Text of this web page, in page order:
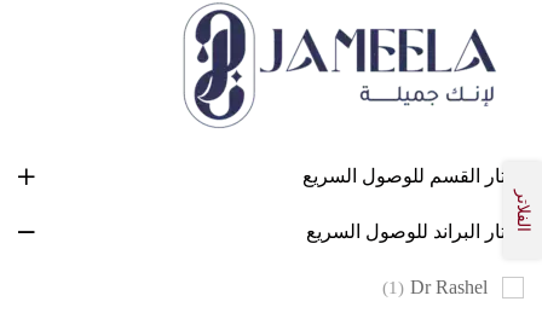
أختار القسم للوصول السريع
اختار البراند للوصول السريع
Dr Rashel
(1)
الفلاتر